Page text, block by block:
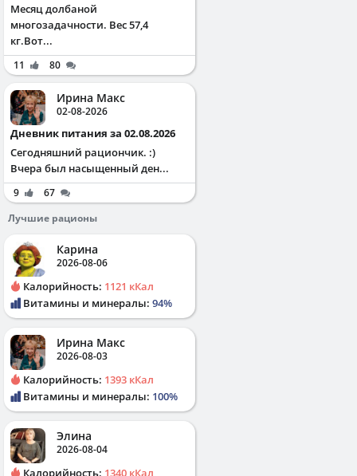
Месяц долбаной
многозадачности. Вес 57,4
кг.Вот...
11 80
Ирина Макс
02-08-2026
Дневник питания за 02.08.2026
Сегодняшний рациончик. :)
Вчера был насыщенный ден...
9
67
Лучшие рационы
Карина
2026-08-06
Калорийность: 1121 кКал
Витамины и минералы: 94%
Ирина Макс
2026-08-03
Калорийность: 1393 кКал
Витамины и минералы: 100%
Элина
2026-08-04
Калорийность: 1340 кКал